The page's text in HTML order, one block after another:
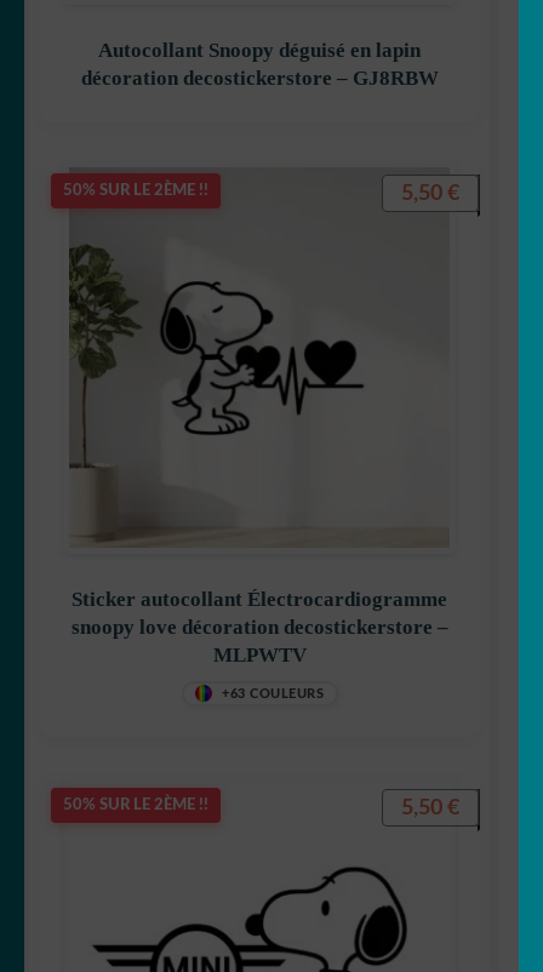
Autocollant Snoopy déguisé en lapin
décoration decostickerstore – GJ8RBW
50% SUR LE 2ÈME !!
Sticker autocollant Électrocardiogramme
snoopy love décoration decostickerstore –
MLPWTV
+63 COULEURS
5,50 €
50% SUR LE 2ÈME !! 5,50 €